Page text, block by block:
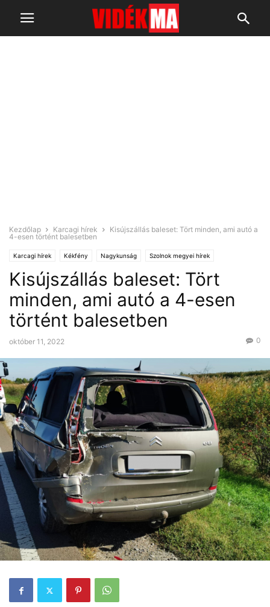
Kezdőlap Karcagi hírek
Kisújszállás baleset: Tört minden, ami autó a
4-esen történt balesetben
Karcagi hírek Kékfény Nagykunság Szolnok megyei hírek
Kisújszállás baleset: Tört
minden, ami autó a 4-esen
történt balesetben
október 11, 2022 0